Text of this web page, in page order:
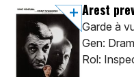
Arest
Garde à
Gen:
Rol: